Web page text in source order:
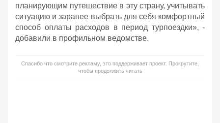
планирующим путешествие в эту страну, учитывать
ситуацию и заранее выбрать для себя комфортный
способ оплаты расходов в период турпоездки», -
добавили в профильном ведомстве.
Спасибо что смотрите рекламу, это поддерживает проект. Прокрутите,
чтобы продолжить читать